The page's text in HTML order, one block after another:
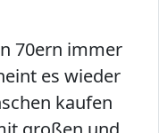
70ern immer
es wieder
kaufen